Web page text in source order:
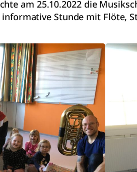
am 25.10.2022 die
Stunde mit Flöte,